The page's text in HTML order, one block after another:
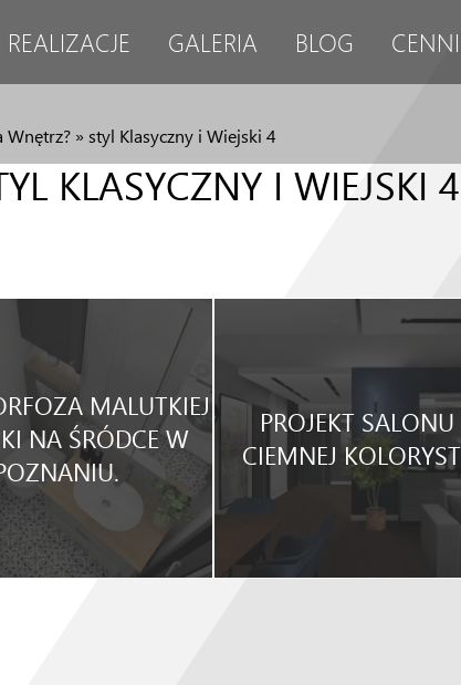
REALIZACJE GALERIA BLOG
Wnętrz? »styl Klasyczny i Wiejski 4
KLASYCZNY I WIEJSKI 4
MALUTKIEJ
NA ŚRÓDCE W
PROJEKT
CIEMNEJ